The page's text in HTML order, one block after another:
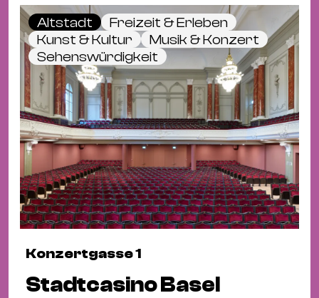
Altstadt
Freizeit & Erleben
Kunst & Kultur
Musik & Konzert
Sehenswürdigkeit
Konzertgasse 1
Stadtcasino Basel